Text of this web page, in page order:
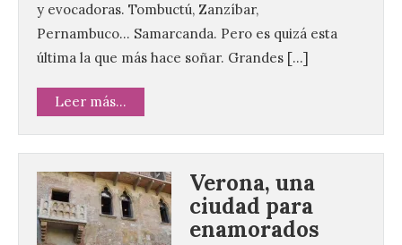
y evocadoras. Tombuctú, Zanzíbar,
Pernambuco… Samarcanda. Pero es quizá esta
última la que más hace soñar. Grandes […]
Leer más...
Verona, una
ciudad para
enamorados